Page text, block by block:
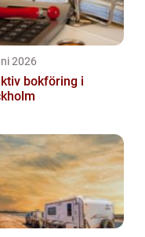
2026
bokföring i